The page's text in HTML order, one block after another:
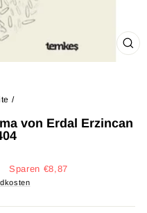
/
von Erdal Erzincan
Sparen €8,87